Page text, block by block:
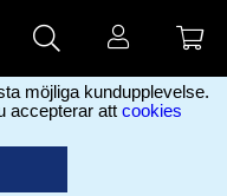
möjliga kundupplevelse.
accepterar att cookies